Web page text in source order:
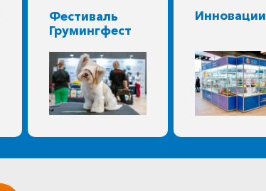
Фестиваль
Грумингфест
Инновации